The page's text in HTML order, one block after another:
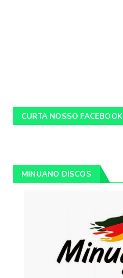
CURTA NOSSO FACEBOOK
MINUANO DISCOS